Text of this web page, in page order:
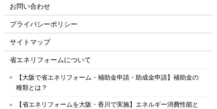
お問い合わせ
プライバシーポリシー
サイトマップ
省エネリフォームについて
【大阪で省エネリフォーム・補助金申請・助成金申請】補助金の
種類とは？
【省エネリフォームを大阪・香川で実施】エネルギー消費性能と